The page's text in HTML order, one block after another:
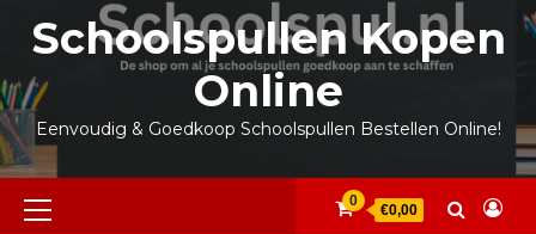
inhoud
Schoolspullen Kopen
Online
Eenvoudig & Goedkoop Schoolspullen Bestellen Online!
Primair
menu
0
€0,00